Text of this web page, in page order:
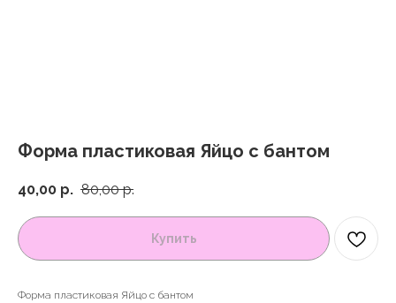
Форма пластиковая Яйцо с бантом
40,00 р. 80,00 р.
Купить
Форма пластиковая Яйцо с бантом